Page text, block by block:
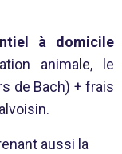
à domicile
animale, le
de Bach) + frais
aussi la